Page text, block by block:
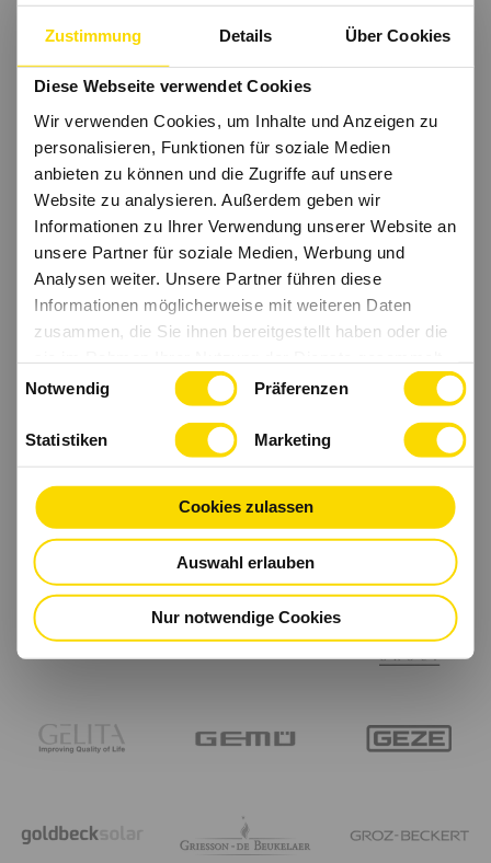
Zustimmung Details Über Cookies
Diese Webseite verwendet Cookies
Wir verwenden Cookies, um Inhalte und Anzeigen zu
personalisieren, Funktionen für soziale Medien
anbieten zu können und die Zugriffe auf unsere
Website zu analysieren. Außerdem geben wir
Informationen zu Ihrer Verwendung unserer Website an
unsere Partner für soziale Medien, Werbung und
Analysen weiter. Unsere Partner führen diese
Informationen möglicherweise mit weiteren Daten
zusammen, die Sie ihnen bereitgestellt haben oder die
haben.
Notwendig Präferenzen
Statistiken Marketing
Cookies zulassen
Auswahl erlauben
Nur notwendige Cookies